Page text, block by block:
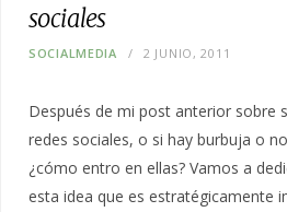
sociales
SOCIALMEDIA 2 JUNIO, 2011
Después de mi post anterior sobre
redes sociales, o si hay burbuja o
¿cómo entro en ellas? Vamos a
esta idea que es estratégicamente